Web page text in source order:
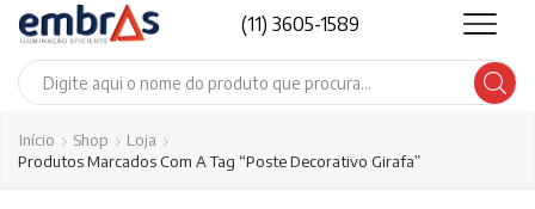
(11) 3605-1589
Search
Início Shop
Loja
Produtos Marcados Com A Tag “poste Decorativo Girafa”